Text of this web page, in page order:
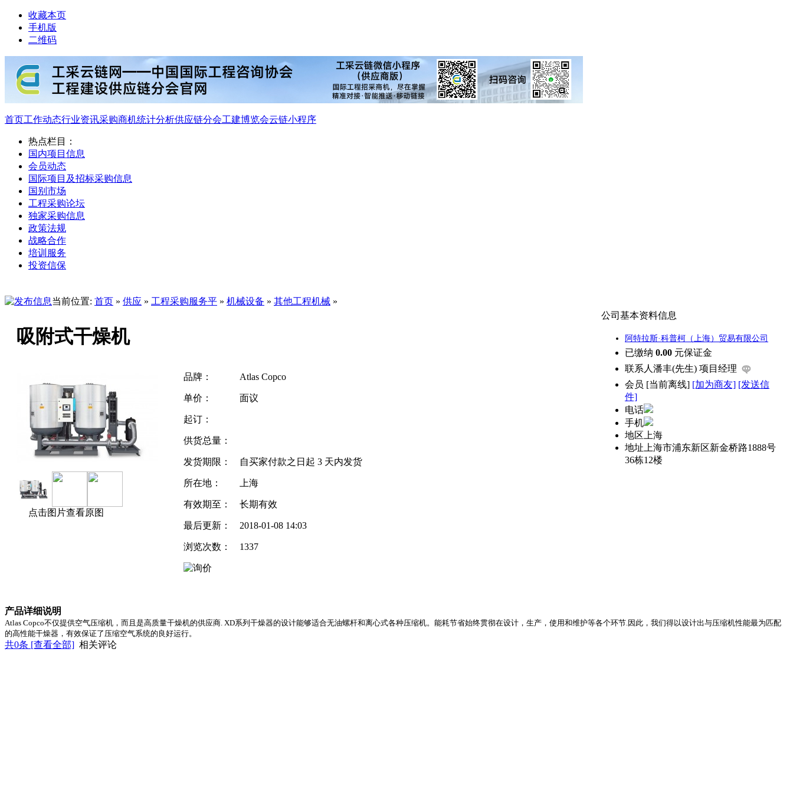
收藏本页
手机版
二维码
首页工作动态行业资讯采购商机统计分析供应链分会工建博览会云链小程序
热点栏目：
国内项目信息
会员动态
国际项目及招标采购信息
国别市场
工程采购论坛
独家采购信息
政策法规
战略合作
培训服务
投资信保
当前位置: 首页 » 供应 » 工程采购服务平 » 机械设备 » 其他工程机械 »
吸附式干燥机
点击图片查看原图
品牌： Atlas Copco
单价： 面议
起订：
供货总量：
发货期限： 自买家付款之日起 3 天内发货
所在地： 上海
有效期至： 长期有效
最后更新： 2018-01-08 14:03
浏览次数： 1337
公司基本资料信息
阿特拉斯·科普柯（上海）贸易有限公司
已缴纳 0.00 元保证金
联系人 潘丰(先生) 项目经理
会员 [当前离线] [加为商友] [发送信
件]
电话
手机
地区 上海
地址 上海市浦东新区新金桥路1888号
36栋12楼
产品详细说明
Atlas Copco不仅提供空气压缩机，而且是高质量干燥机的供应商. XD系列干燥器的设计能够适合无油螺杆和离心式各种压缩机。能耗节省始终贯彻在设计，生产，使用和维护等各个环节.因此，我们得以设计出与压缩机性能最为匹配
的高性能干燥器，有效保证了压缩空气系统的良好运行。
共0条 [查看全部] 相关评论